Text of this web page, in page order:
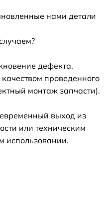
нами детали
дефекта,
проведенного
монтаж запчасти).
выход из
или техническим
использовании.